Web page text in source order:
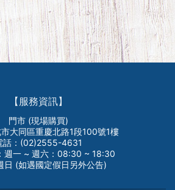
【服務資訊】
門市 (現場購買)
大同區重慶北路1段100號1樓
話：(02)2555-4631
週一 ~ 週六：08:30 ~ 18:30
日 (如遇國定假日另外公告)